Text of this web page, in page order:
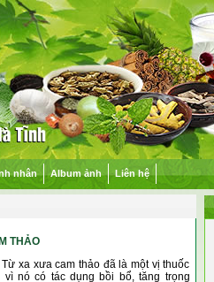
nhân Album ảnh Liên hệ
THẢO
xa xưa cam thảo đã là một vị thuốc
nó có tác dụng bồi bổ, tăng trọng